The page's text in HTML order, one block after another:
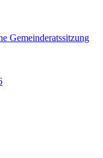
Gemeinderatssitzung